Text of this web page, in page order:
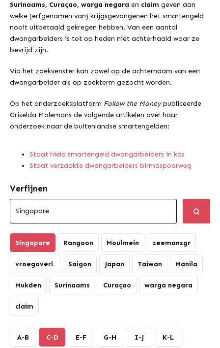
Surinaams, Curaçao, warga negara en claim geven aan
welke (erfgenamen van) krijgsgevangenen het smartengeld
nooit uitbetaald gekregen hebben. Van een aantal
dwangarbeiders is tot op heden niet achterhaald waar ze
bevrijd zijn.
Via het zoekvenster kan zowel op de achternaam van een
dwangarbeider als op zoekterm gezocht worden.
Op het onderzoeksplatform Follow the Moneypubliceerde
Griselda Molemans de volgende artikelen over haar
onderzoek naar de buitenlandse smartengelden:
Staat hield smartengeld dwangarbeiders in kas
Staat verzaakte dwangarbeiders birmaspoorweg
Verfijnen
Singapore Rangoon Moulmein zeemansgr
vroegoverl. Saigon Japan Taiwan Manila
Mukden Surinaams Curaçao warga negara
claim
A-B C-D E-F G-H I-J K-L